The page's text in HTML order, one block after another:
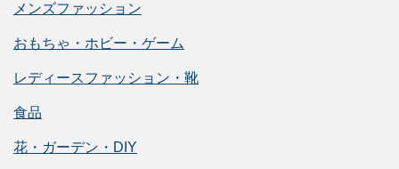
メンズファッション
おもちゃ・ホビー・ゲーム
レディースファッション・靴
食品
花・ガーデン・DIY